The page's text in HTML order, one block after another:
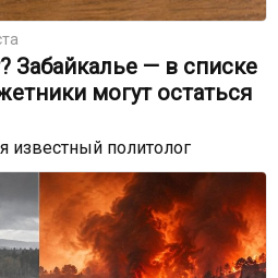
Забайкалье — в списке
могут остаться
известный политолог